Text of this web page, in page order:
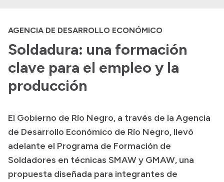
Referentes de prensa
Archivo de noticias
Transparencia
Boletín Oficial
Compras y licitaciones
Consulta de expedientes
Consulta de pago a proveedores
AGENCIA DE DESARROLLO ECONÓMICO
Soldadura: una formación
clave para el empleo y la
producción
El Gobierno de Río Negro, a través de la Agencia
de Desarrollo Económico de Río Negro, llevó
adelante el Programa de Formación de
Soldadores en técnicas SMAW y GMAW, una
propuesta diseñada para integrantes de